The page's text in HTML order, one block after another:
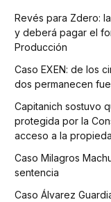
Revés para Zdero:
y deberá pagar el
Producción
Caso EXEN: de los
dos permanecen
Capitanich sostuvo
protegida por la
acceso a la
Caso Milagros
sentencia
Caso Álvarez